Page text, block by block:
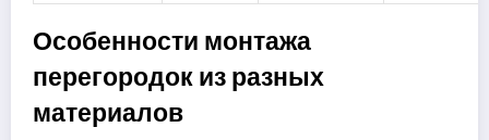
Особенности монтажа
перегородок из разных
материалов